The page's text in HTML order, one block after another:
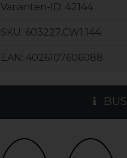
Varianten-ID: 42144
SKU: 603227.CW1.144.
EAN: 4026107606088